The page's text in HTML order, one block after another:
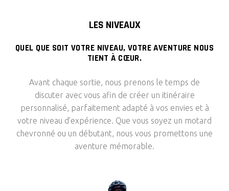
LES NIVEAUX
QUEL QUE SOIT VOTRE NIVEAU, VOTRE AVENTURE NOUS
TIENT À CŒUR.
Avant chaque sortie, nous prenons le temps de
discuter avec vous afin de créer un itinéraire
personnalisé, parfaitement adapté à vos envies et à
votre niveau d’expérience. Que vous soyez un motard
chevronné ou un débutant, nous vous promettons une
aventure mémorable.